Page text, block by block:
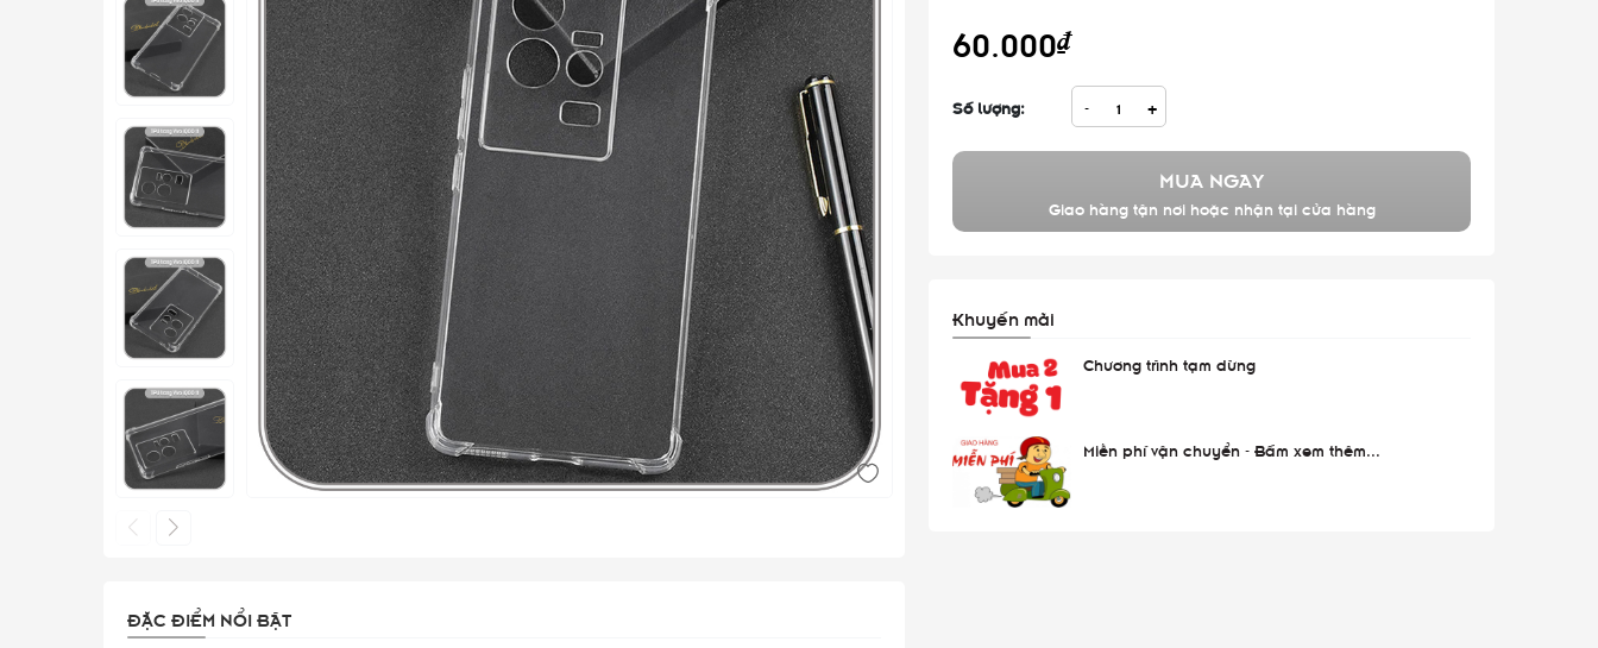
ĐẶC ĐIỂM NỔI BẬT
60.000₫
Số lượng: - +
MUA NGAY
Giao hàng tận nơi hoặc nhận tại cửa hàng
Khuyến mãi
Chương trình tạm dừng
Miễn phí vận chuyển - Bấm xem thêm...